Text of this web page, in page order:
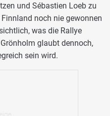
und Sébastien Loeb zu
noch nie gewonnen
was die Rallye
glaubt dennoch,
sein wird.